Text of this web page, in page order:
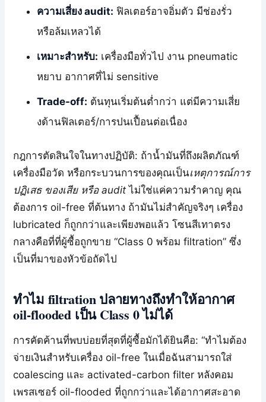
ความเสี่ยง audit: ฟิลเตอร์อาจอิ่มตัว มีช่องรั่ว
หรือล้มเหลวได้
เหมาะสำหรับ: เครื่องมือทั่วไป งาน pneumatic
หยาบ อากาศที่ไม่ sensitive
Trade-off: ต้นทุนเริ่มต้นต่ำกว่า แต่มีความเสี่ย
งด้านฟิลเตอร์/การปนเปื้อนต่อเนื่อง
กฎการตัดสินใจในทางปฏิบัติ: ถ้าน้ำมันที่ถึงผลิตภัณฑ์
เครื่องมือวัด หรือกระบวนการของคุณเป็นเหตุการณ์การ
ปฏิเสธ ของเสีย หรือ audit ไม่ใช่แค่ความรำคาญ คุณ
ต้องการ oil-free ที่ต้นทาง ถ้ามันไม่สำคัญจริงๆ เครื่อง
lubricated ก็ถูกกว่าและเพียงพอแล้ว โซนสีเทาตรง
กลางคือที่ที่ผู้ซื้อถูกขาย “Class 0 พร้อม filtration” ซึ่ง
เป็นที่มาของหัวข้อถัดไป
ทำไม filtration ปลายทางถึงทำให้อากาศ
oil-flooded เป็น Class 0 ไม่ได้
การคัดค้านที่พบบ่อยที่สุดที่ผู้ซื้อมักได้ยินคือ: “ทำไมต้อง
จ่ายเงินสำหรับเครื่อง oil-free ในเมื่อฉันสามารถใส่
coalescing และ activated-carbon filter หลังคอม
เพรสเซอร์ oil-flooded ที่ถูกกว่าและได้อากาศสะอาด